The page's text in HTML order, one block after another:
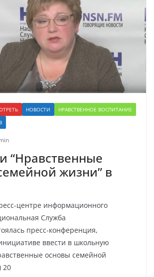
НОВОСТИ
НРАВСТВЕННОЕ ВОСПИТАНИЕ
“Нравственные
жизни” в
центре информационного
Служба
пресс-конференция,
ввести в школьную
основы семейной
20